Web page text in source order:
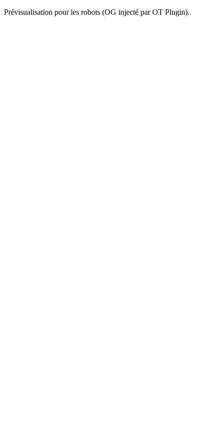
Prévisualisation pour les robots (OG injecté par OT Plugin).